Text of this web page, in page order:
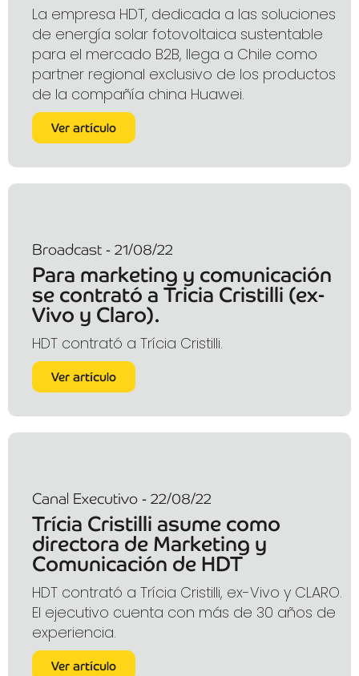
La empresa HDT, dedicada a las soluciones
de energía solar fotovoltaica sustentable
para el mercado B2B, llega a Chile como
partner regional exclusivo de los productos
de la compañía china Huawei.
Ver artículo
Broadcast - 21/08/22
Para marketing y comunicación
se contrató a Tricia Cristilli (ex-
Vivo y Claro).
HDT contrató a Trícia Cristilli.
Ver artículo
Canal Executivo - 22/08/22
Trícia Cristilli asume como
directora de Marketing y
Comunicación de HDT
HDT contrató a Trícia Cristilli, ex-Vivo y CLARO.
El ejecutivo cuenta con más de 30 años de
experiencia.
Ver artículo